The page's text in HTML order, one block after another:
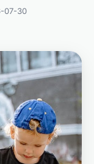
07-30